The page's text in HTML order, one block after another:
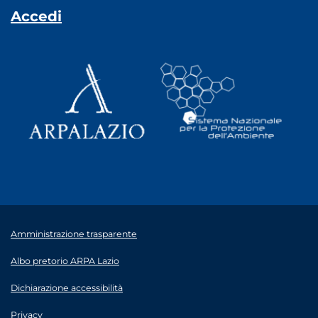
Accedi
Amministrazione trasparente
Albo pretorio ARPA Lazio
Dichiarazione accessibilità
Privacy